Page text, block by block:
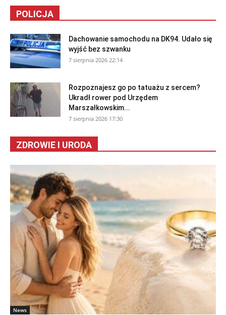
POLICJA
Dachowanie samochodu na DK94. Udało się
wyjść bez szwanku
7 sierpnia 2026 22:14
Rozpoznajesz go po tatuażu z sercem?
Ukradł rower pod Urzędem
Marszałkowskim...
7 sierpnia 2026 17:30
ZDROWIE I URODA
News